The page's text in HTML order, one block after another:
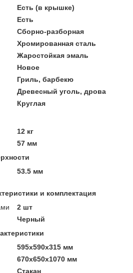
Есть (в крышке)
Есть
Сборно-разборная
Хромированная сталь
Жаростойкая эмаль
Новое
Гриль, барбекю
Древесный уголь, дрова
Круглая
12 кг
57 мм
53.5 мм
и комплектация
2 шт
Черный
595х590х315 мм
670х650х1070 мм
Стакан